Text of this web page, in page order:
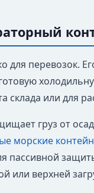
перевозок.
склада или для
груз от
морские
пассивной
или верхней